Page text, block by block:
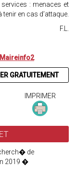
: menaces et
en cas d’attaque.
F.L.
GRATUITEMENT
IMPRIMER
de
2019 �